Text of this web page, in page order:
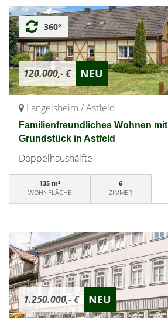
120.000,- € NEU
360°
Langelsheim / Astfeld
Familienfreundliches Wohnen
Grundstück in Astfeld
Doppelhaushälfte
135 m²
WOHNFLÄCHE
6
ZIMMER
1.250.000,- € NEU